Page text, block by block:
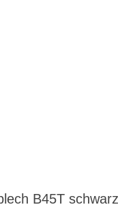
B45T